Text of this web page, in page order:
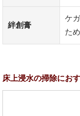
絆創膏
ケ
ため
床上浸水の掃除にお